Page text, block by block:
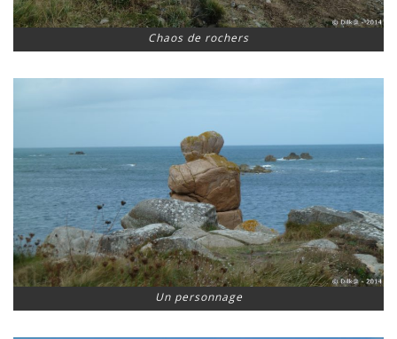
Chaos de rochers
Un personnage